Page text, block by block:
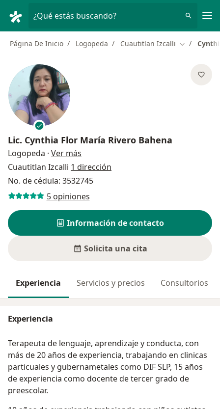
¿Qué estás buscando?
Página De Inicio Logopeda Cuautitlan Izcalli Cambiar de
Lic. Cynthia Flor María Rivero Bahena
Logopeda · Ver más
Cuautitlan Izcalli 1 dirección
No. de cédula: 3532745
5 opiniones
Información de contacto
Solicita una cita
Experiencia Servicios y precios Consultorios
Experiencia
Terapeuta de lenguaje, aprendizaje y conducta, con
más de 20 años de experiencia, trabajando en clinicas
particuales y gubernametales como DIF SLP, 15 años
de experiencia como docente de tercer grado de
preescolar.